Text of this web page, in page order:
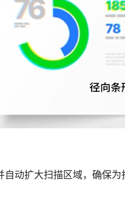
动扩大扫描区域，确保